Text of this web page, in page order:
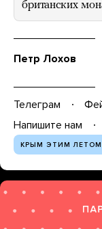
британских
Петр Лохов
Телеграм
Напишите нам
КРЫМ ЭТИМ ЛЕТОМ